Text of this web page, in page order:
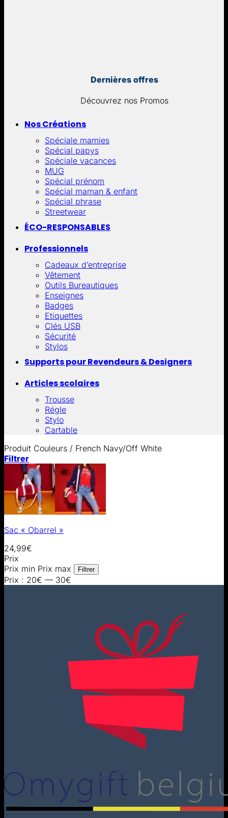
Dernières offres
Découvrez nos Promos
Nos Créations
Spéciale mamies
Spécial papys
Spéciale vacances
MUG
Spécial prénom
Spécial maman & enfant
Spécial phrase
Streetwear
ÉCO-RESPONSABLES
Professionnels
Cadeaux d’entreprise
Vêtement
Outils Bureautiques
Enseignes
Badges
Etiquettes
Clés USB
Sécurité
Stylos
Supports pour Revendeurs & Designers
Articles scolaires
Trousse
Régle
Stylo
Cartable
Produit Couleurs / French Navy/Off White
Filtrer
Sac « Obarrel »
24,99€
Prix
Prix min Prix max Filtrer
Prix : 20€ — 30€